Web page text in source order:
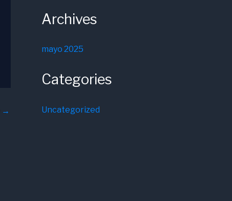
→
Archives
mayo 2025
Categories
Uncategorized